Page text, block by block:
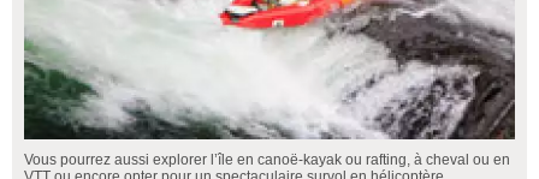
Vous pourrez aussi explorer l’île en canoë-kayak ou rafting, à cheval ou en